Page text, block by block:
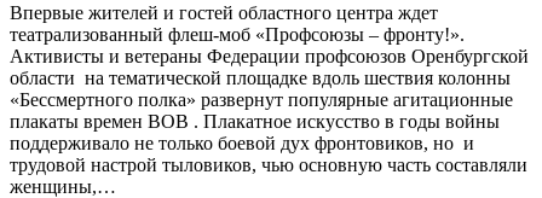
Впервые жителей и гостей областного центра ждет
театрализованный флеш-моб «Профсоюзы – фронту!».
Активисты и ветераны Федерации профсоюзов Оренбургской
области на тематической площадке вдоль шествия колонны
«Бессмертного полка» развернут популярные агитационные
плакаты времен ВОВ . Плакатное искусство в годы войны
поддерживало не только боевой дух фронтовиков, но и
трудовой настрой тыловиков, чью основную часть составляли
женщины,…